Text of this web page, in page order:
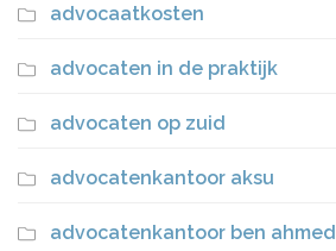
advocaatkosten
advocaten in de praktijk
advocaten op zuid
advocatenkantoor aksu
advocatenkantoor ben ahmed